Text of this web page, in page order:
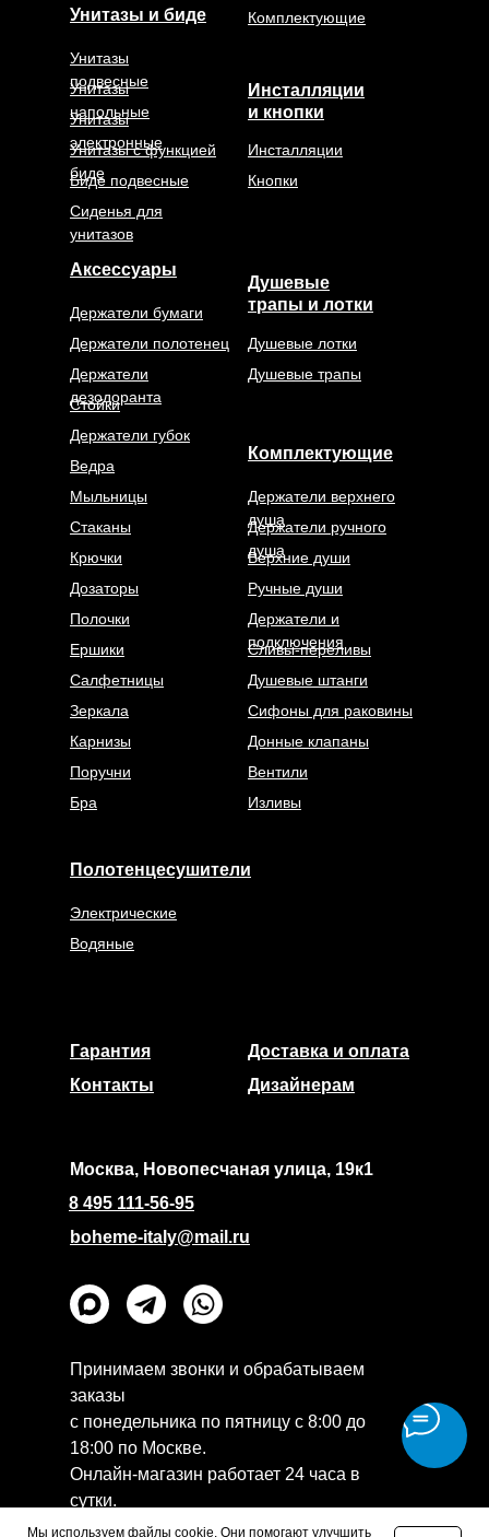
Мы используем файлы cookie. Они помогают улучшить
Держатели верхнего
душа
Комплектующие
Душевые
трапы и лотки
Дизайнерам
Доставка и оплата
Гарантия
Контакты
Унитазы и биде
Унитазы
подвесные
Унитазы
напольные
Полотенцесушители
Электрические
Водяные
Инсталляции
и кнопки
Инсталляции
Кнопки
Унитазы с функцией
биде
Унитазы
электронные
Биде подвесные
Сиденья для
унитазов
Держатели и
подключения
Держатели ручного
душа
Верхние души
Ручные души
Сливы-переливы
Душевые штанги
Сифоны для раковины
Изливы
Комплектующие
Салфетницы
Ведра
Ершики
Полочки
Бра
Зеркала
Поручни
Карнизы
Дозаторы
Крючки
Стаканы
Держатели губок
Держатели бумаги
Держатели
дезодоранта
Держатели полотенец
Стойки
Мыльницы
Аксессуары
Вентили
Донные клапаны
Душевые лотки
Душевые трапы
8 495 111-56-95
Москва, Новопесчаная улица, 19к1
boheme-italy@mail.ru
Принимаем звонки и обрабатываем
заказы
с понедельника по пятницу с 8:00 до
18:00 по Москве.
Онлайн-магазин работает 24 часа в
сутки.
Политика конфиденциальности